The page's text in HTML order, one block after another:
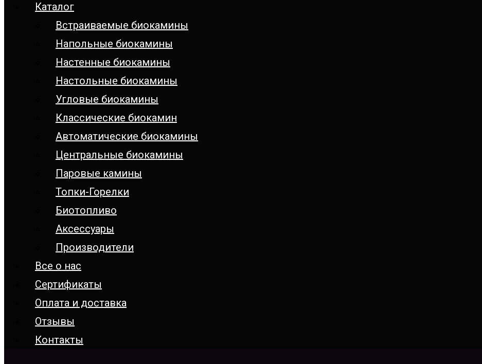
Каталог
Встраиваемые биокамины
Напольные биокамины
Настенные биокамины
Настoльные биокамины
Угловые биокамины
Классические биокамин
Автоматические биокамины
Центральные биокамины
Паровые камины
Топки-Горелки
Биотопливо
Аксессуары
Производители
Все о нас
Сертификаты
Оплата и доставка
Отзывы
Контакты